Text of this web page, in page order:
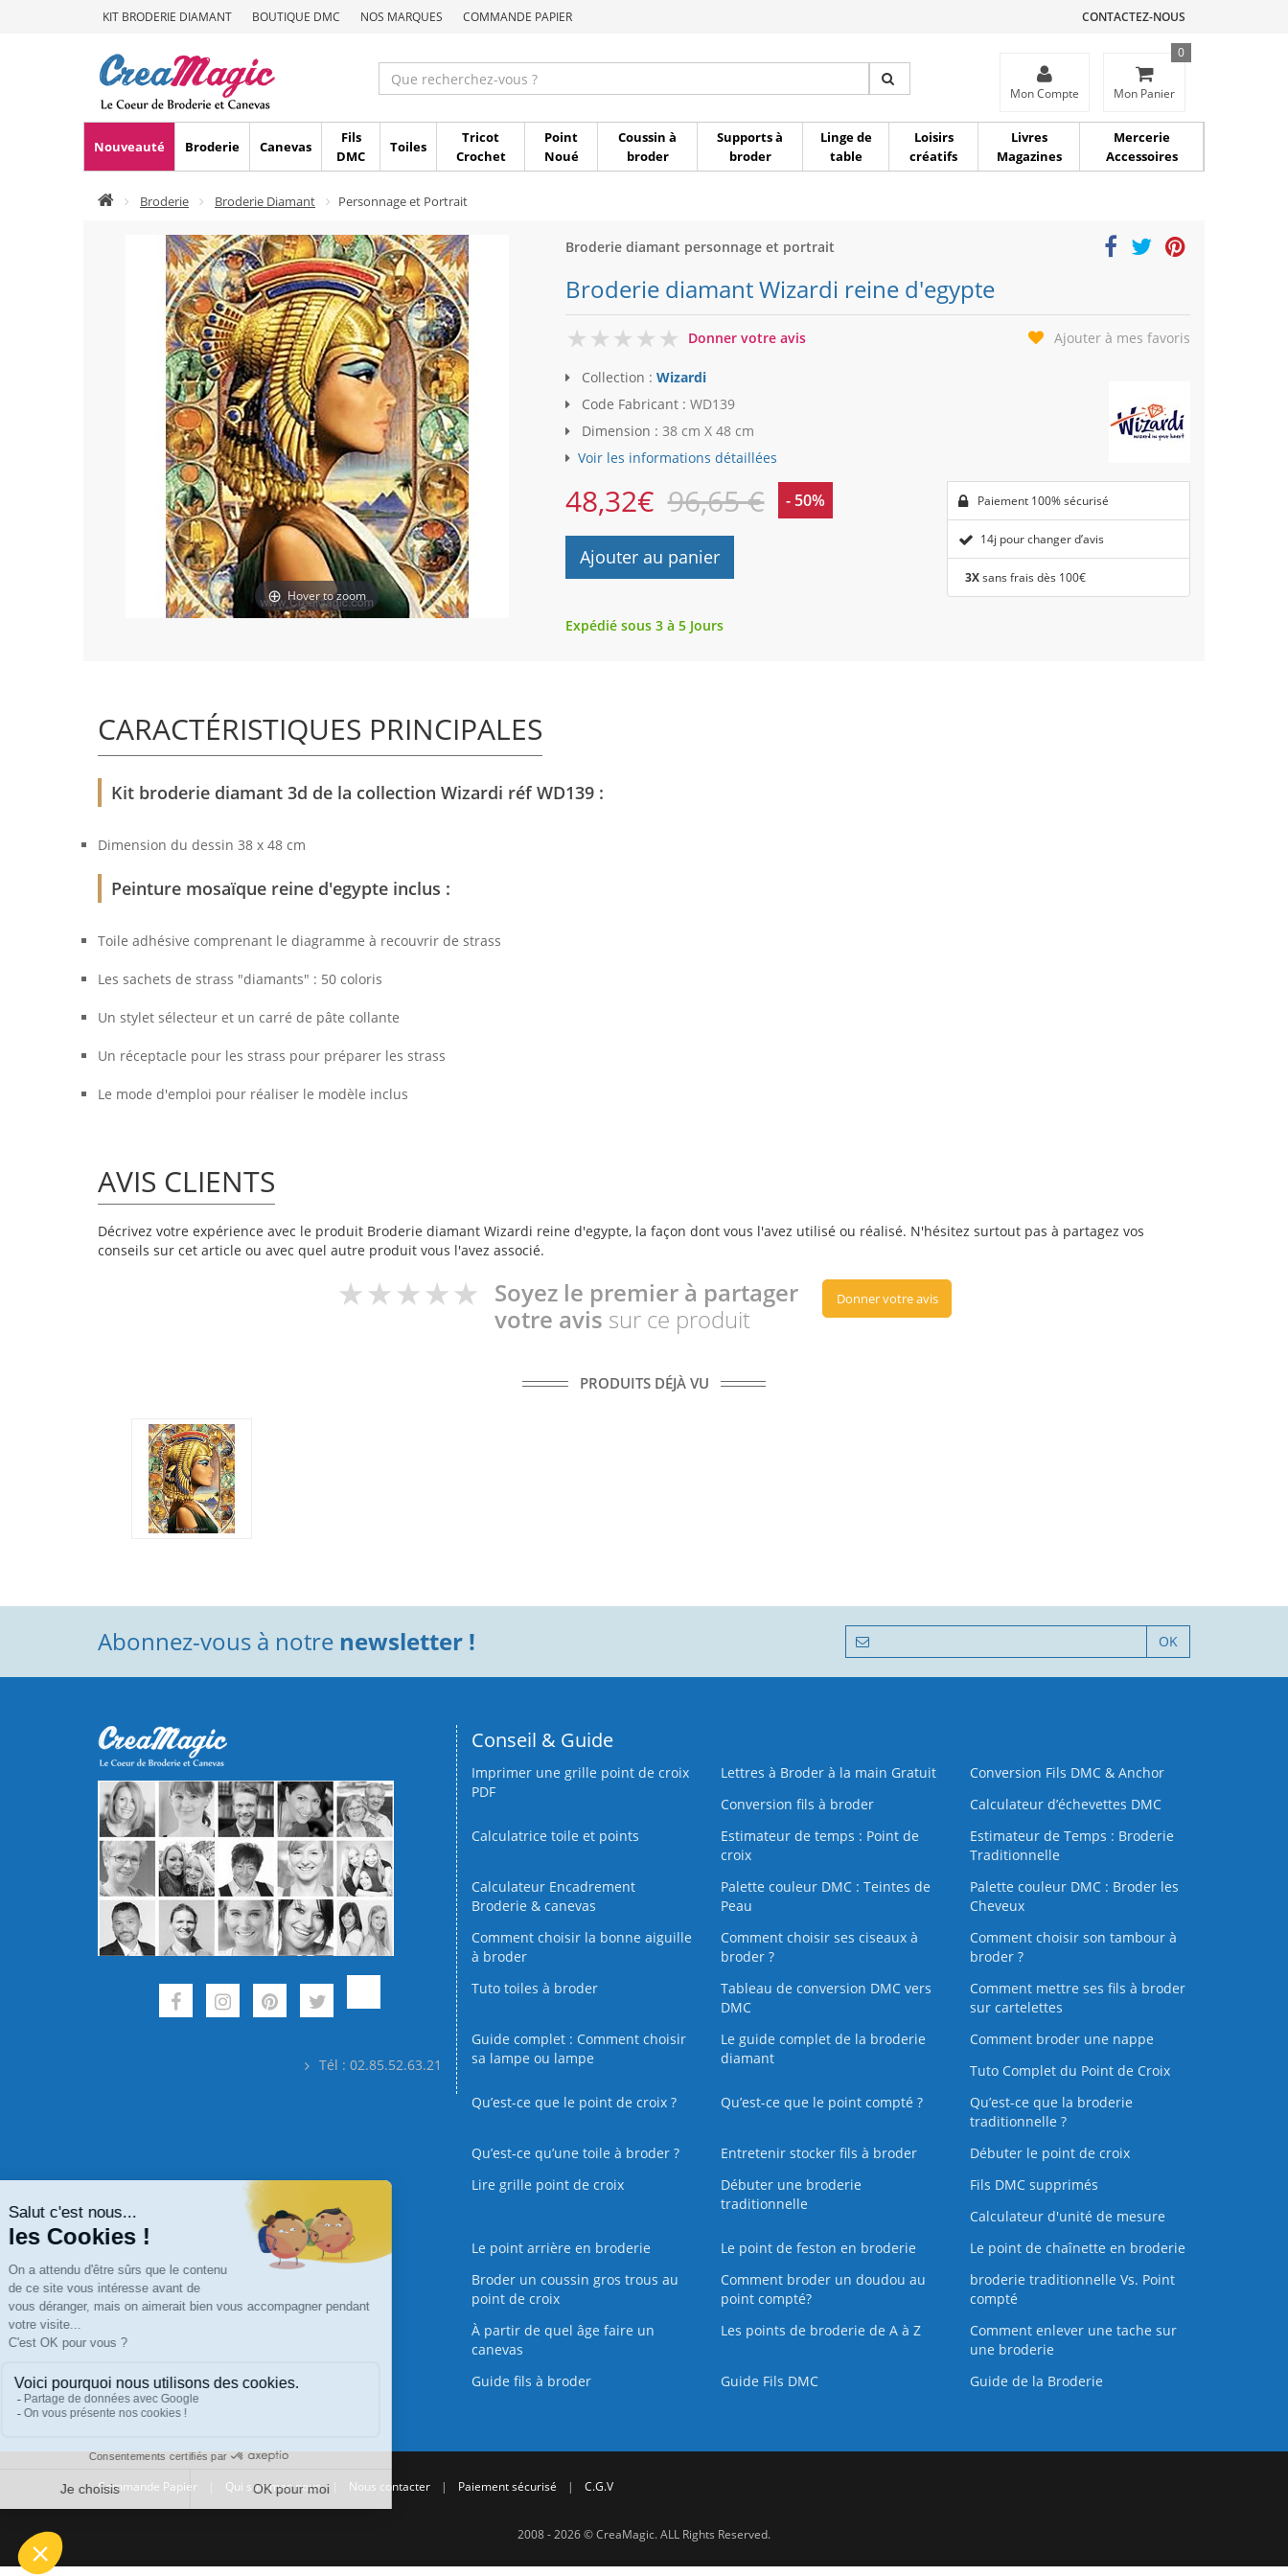
KIT BRODERIE DIAMANT BOUTIQUE DMC NOS MARQUES COMMANDE PAPIER CONTACTEZ-NOUS
Mon Compte Mon Panier
0
Nouveauté Broderie Canevas
Fils
DMC
Toiles
Tricot
Crochet
Point
Noué
Coussin à
broder
Supports à
broder
Linge de
table
Loisirs
créatifs
Livres
Magazines
Mercerie
Accessoires
Broderie Broderie Diamant Personnage et Portrait
Hover to zoom
Broderie diamant personnage et portrait
Broderie diamant Wizardi reine d'egypte
0
Donner votre avis Ajouter à mes favoris
Collection : Wizardi
Code Fabricant : WD139
Dimension : 38 cm X 48 cm
Voir les informations détaillées
48,32€ 96,65 € - 50%
Ajouter au panier
Paiement 100% sécurisé
14j pour changer d’avis
3Xsans frais dès 100€
Expédié sous 3 à 5 Jours
CARACTÉRISTIQUES PRINCIPALES
Kit broderie diamant 3d de la collection Wizardi réf WD139 :
Dimension du dessin 38 x 48 cm
Peinture mosaïque reine d'egypte inclus :
Toile adhésive comprenant le diagramme à recouvrir de strass
Les sachets de strass "diamants" : 50 coloris
Un stylet sélecteur et un carré de pâte collante
Un réceptacle pour les strass pour préparer les strass
Le mode d'emploi pour réaliser le modèle inclus
AVIS CLIENTS
Décrivez votre expérience avec le produit Broderie diamant Wizardi reine d'egypte, la façon dont vous l'avez utilisé ou réalisé. N'hésitez surtout pas à partagez vos
conseils sur cet article ou avec quel autre produit vous l'avez associé.
Soyez le premier à partager
votre avis sur ce produit
Donner votre avis
PRODUITS DÉJÀ VU
Abonnez-vous à notre newsletter ! OK
Tél : 02.85.52.63.21
Conseil & Guide
Imprimer une grille point de croix
PDF
Lettres à Broder à la main Gratuit
Conversion Fils DMC & Anchor
Conversion fils à broder
Calculateur d’échevettes DMC
Calculatrice toile et points
Estimateur de temps : Point de
croix
Estimateur de Temps : Broderie
Traditionnelle
Calculateur Encadrement
Broderie & canevas
Palette couleur DMC : Teintes de
Peau
Palette couleur DMC : Broder les
Cheveux
Comment choisir la bonne aiguille
à broder
Comment choisir ses ciseaux à
broder ?
Comment choisir son tambour à
broder ?
Tuto toiles à broder
Tableau de conversion DMC vers
DMC
Comment mettre ses fils à broder
sur cartelettes
Guide complet : Comment choisir
sa lampe ou lampe
Le guide complet de la broderie
diamant
Comment broder une nappe
Tuto Complet du Point de Croix
Qu’est-ce que le point de croix ?
Qu’est-ce que le point compté ?
Qu’est-ce que la broderie
traditionnelle ?
Qu’est‑ce qu’une toile à broder ?
Entretenir stocker fils à broder
Débuter le point de croix
Lire grille point de croix
Débuter une broderie
traditionnelle
Fils DMC supprimés
Calculateur d'unité de mesure
Le point arrière en broderie
Le point de feston en broderie
Le point de chaînette en broderie
Broder un coussin gros trous au
point de croix
Comment broder un doudou au
point compté?
broderie traditionnelle Vs. Point
compté
À partir de quel âge faire un
canevas
Les points de broderie de A à Z
Comment enlever une tache sur
une broderie
Guide fils à broder
Guide Fils DMC Guide de la Broderie
Commande Papier Qui sommes nous Nous contacter | Paiement sécurisé | C.G.V
2008 - 2026 © CreaMagic. ALL Rights Reserved.